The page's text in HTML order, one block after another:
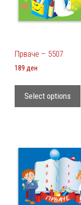
Прваче – 5507
189 ден
Select options